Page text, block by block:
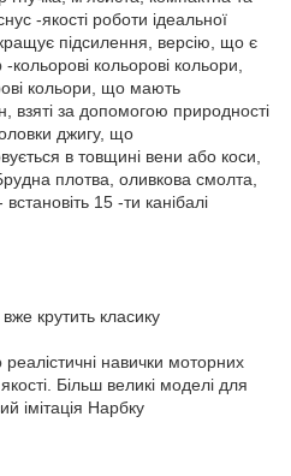
-якості роботи ідеальної
підсилення, версію, що є
кольорові кольори,
кольори, що мають
взяті за допомогою природності
джигу, що
в товщині вени або коси,
плотва, оливкова смолта,
15 -ти канібалі
крутить класику
навички моторних
Більш великі моделі для
імітація Нарбку